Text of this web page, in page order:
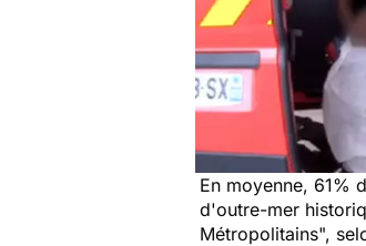
En moyenne, 61%
d'outre-mer
Métropolitains",